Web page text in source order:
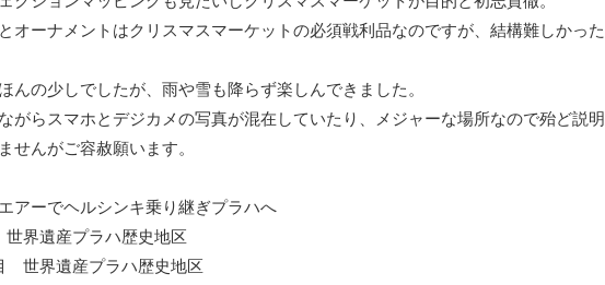
オーナメントはクリスマスマーケットの必須戦利品なのですが、結構難しかった
んの少しでしたが、雨や雪も降らず楽しんできました。
がらスマホとデジカメの写真が混在していたり、メジャーな場所なので殆ど説明
せんがご容赦願います。
アーでヘルシンキ乗り継ぎプラハへ
界遺産プラハ歴史地区
世界遺産プラハ歴史地区